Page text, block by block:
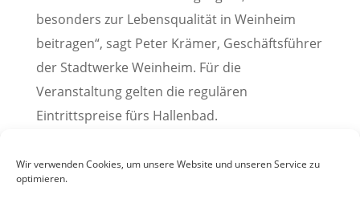
Wir verwenden Cookies, um unsere Website und unseren Service zu
optimieren.
besonders zur Lebensqualität in Weinheim
beitragen“, sagt Peter Krämer, Geschäftsführer
der Stadtwerke Weinheim. Für die
Veranstaltung gelten die regulären
Eintrittspreise fürs Hallenbad.
Pressemitteilung der Stadt Weinheim